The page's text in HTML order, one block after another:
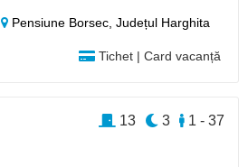
Pensiune Borsec,Județul Harghita
Tichet | Card vacanță
1 - 37
3
13